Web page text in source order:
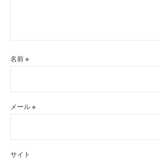
名前※
メール※
サイト